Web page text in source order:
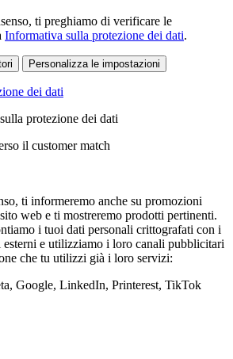
ti preghiamo di verificare le
Informativa sulla protezione dei dati.
Personalizza le impostazioni
dei dati
protezione dei dati
il customer match
ti informeremo anche su promozioni
web e ti mostreremo prodotti pertinenti.
i tuoi dati personali crittografati con i
e utilizziamo i loro canali pubblicitari
che tu utilizzi già i loro servizi:
Google, LinkedIn, Printerest, TikTok